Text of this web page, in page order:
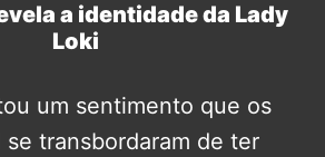
a identidade da Lady
Loki
um sentimento que os
transbordaram de ter